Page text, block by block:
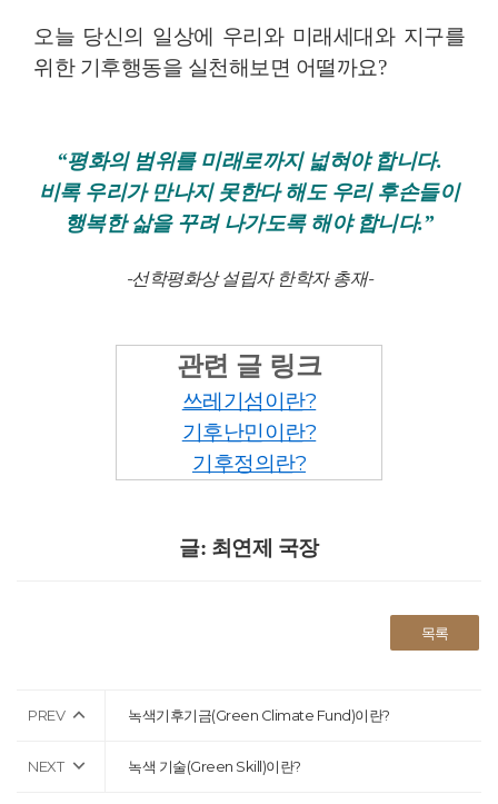
오늘 당신의 일상에 우리와 미래세대와 지구를
위한 기후행동을 실천해보면 어떨까요?
“평화의 범위를 미래로까지 넓혀야 합니다.
비록 우리가 만나지 못한다 해도 우리 후손들이
행복한 삶을 꾸려 나가도록 해야 합니다.”
-선학평화상 설립자 한학자 총재-
관련 글 링크
쓰레기섬이란?
기후난민이란?
기후정의란?
글: 최연제 국장
목록
PREV 녹색기후기금(Green Climate Fund)이란?
NEXT 녹색 기술(Green Skill)이란?